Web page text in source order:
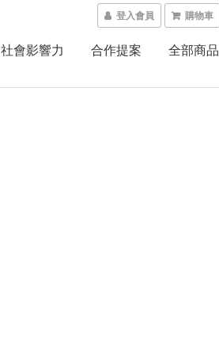
登入會員 購物車
社會影響力 合作提案 全部商品